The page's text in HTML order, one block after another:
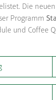
Die neuen
Programm
und